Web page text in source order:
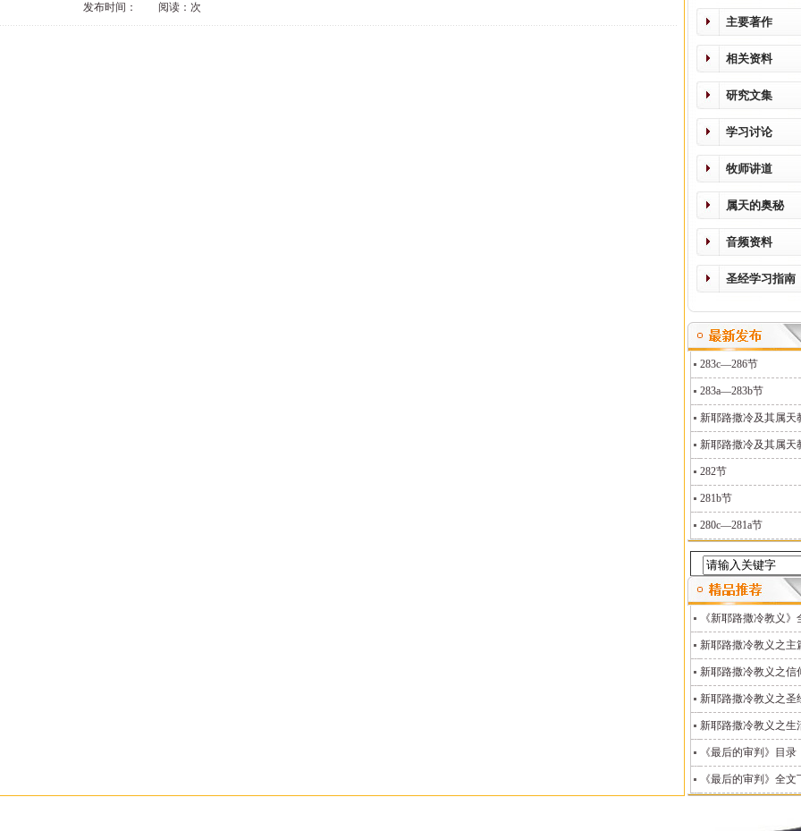
发布时间： 阅读：次
主要著作
相关资料
研究文集
学习讨论
牧师讲道
属天的奥秘
音频资料
圣经学习指南
283c—286节
283a—283b节
新耶路撒冷及其属天
新耶路撒冷及其属天
282节
281b节
280c—281a节
《新耶路撒冷教义》
新耶路撒冷教义之主
新耶路撒冷教义之信
新耶路撒冷教义之圣
新耶路撒冷教义之生
《最后的审判》目录
《最后的审判》全文